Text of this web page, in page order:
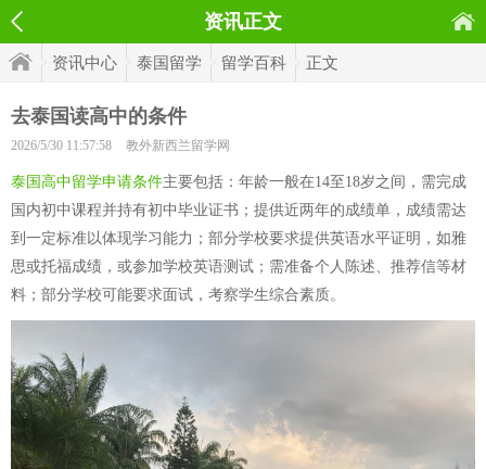
资讯正文
资讯中心 泰国留学 留学百科 正文
去泰国读高中的条件
2026/5/30 11:57:58 教外新西兰留学网
泰国高中留学申请条件主要包括：年龄一般在14至18岁之间，需完成
国内初中课程并持有初中毕业证书；提供近两年的成绩单，成绩需达
到一定标准以体现学习能力；部分学校要求提供英语水平证明，如雅
思或托福成绩，或参加学校英语测试；需准备个人陈述、推荐信等材
料；部分学校可能要求面试，考察学生综合素质。